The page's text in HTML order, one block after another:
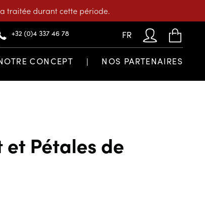
traitée durant cette période.
+32 (0)4 337 46 78 FR
CONCEPT NOS PARTENAIRES
et Pétales de